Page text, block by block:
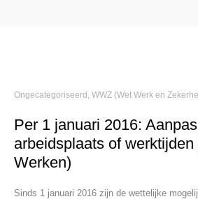
Ongecategoriseerd , WWZ (Wet Werk en
Per 1 januari 2016:
arbeidsplaats of
Werken)
Sinds 1 januari 2016 zijn de wettelijke